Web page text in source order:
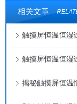
相关文章
触摸屏恒温恒湿
触摸屏恒温恒湿
揭秘触摸屏恒温